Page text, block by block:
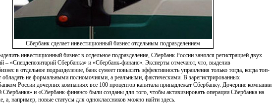
Сбербанк сделает инвестиционный бизнес отдельным подразделением
инвестиционный бизнес в отдельное подразделение, Сбербанк России занялся регистрацией двух
– «Спецдепозитарий Сбербанка» и «Сбербанк-финанс». Эксперты отмечают, что, выделив
в отдельное подразделение, банк сумеет повысить эффективность управления только тогда, когда топ-
обладать не формальными полномочиями, а реальными, фактическими. В зарегистрированных
России дочерних компаниях все 100 процентов капитала принадлежат Сбербанку. Дочерние компании
Сбербанка» и «Сбербанк-финанс» были созданы для того, чтобы активизировать операции Сбербанка на
а, например, новые статусы для одноклассников можно найти здесь.